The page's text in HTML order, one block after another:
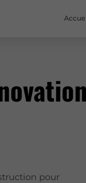
pour